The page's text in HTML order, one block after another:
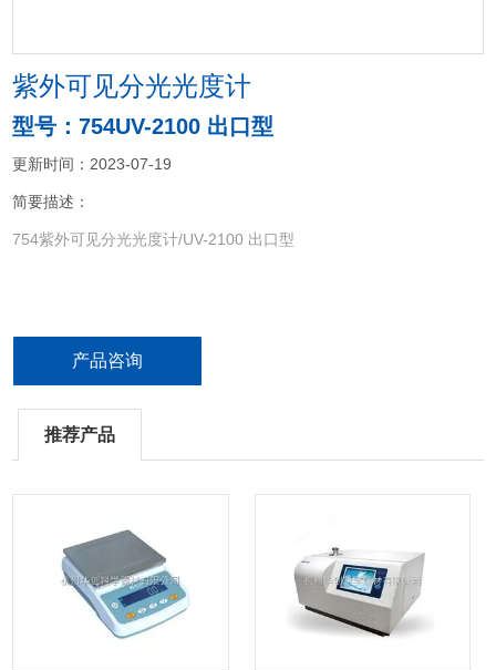
紫外可见分光光度计
型号：754UV-2100 出口型
更新时间：2023-07-19
简要描述：
754紫外可见分光光度计/UV-2100 出口型
产品咨询
推荐产品